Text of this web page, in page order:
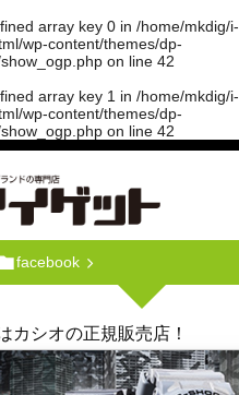
array key 0 in /home/mkdig/i-
wp-content/themes/dp-
on line 42
array key 1 in /home/mkdig/i-
wp-content/themes/dp-
on line 42
facebook
カシオの正規販売店！